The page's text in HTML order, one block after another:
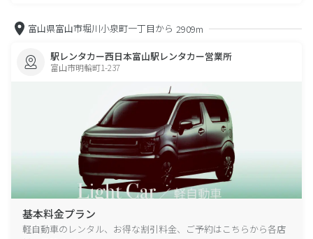
富山県富山市堀川小泉町一丁目から 2909m
駅レンタカー西日本富山駅レンタカー営業所
富山市明輪町1-237
基本料金プラン
軽自動車のレンタル、お得な割引料金、ご予約はこちらから各店